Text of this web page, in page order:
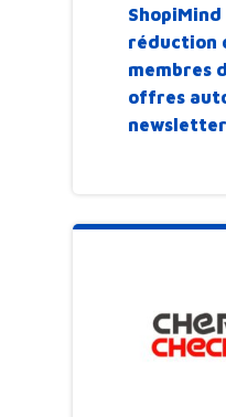
réduction
membres
offres
newsletter